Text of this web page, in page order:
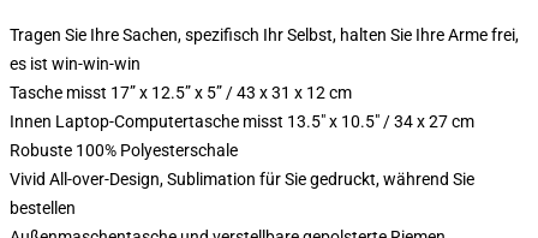
Tragen Sie Ihre Sachen, spezifisch Ihr Selbst, halten Sie Ihre Arme frei,
es ist win-win-win
Tasche misst 17” x 12.5” x 5” / 43 x 31 x 12 cm
Innen Laptop-Computertasche misst 13.5" x 10.5" / 34 x 27 cm
Robuste 100% Polyesterschale
Vivid All-over-Design, Sublimation für Sie gedruckt, während Sie
bestellen